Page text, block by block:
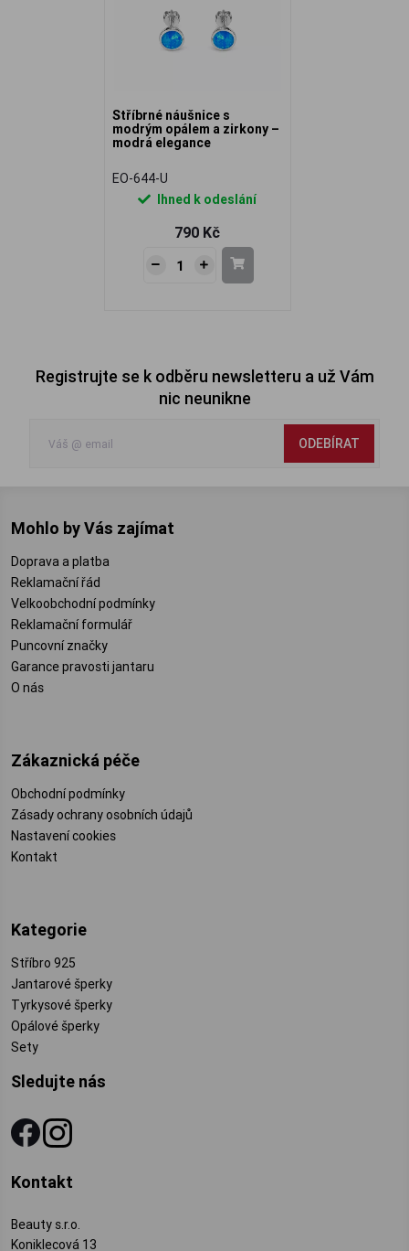
Stříbrné náušnice s
modrým opálem a zirkony –
modrá elegance
EO-644-U
Ihned k odeslání
790 Kč
Registrujte se k odběru newsletteru a už Vám
nic neunikne
ODEBÍRAT
Mohlo by Vás zajímat
Doprava a platba
Reklamační řád
Velkoobchodní podmínky
Reklamační formulář
Puncovní značky
Garance pravosti jantaru
O nás
Zákaznická péče
Obchodní podmínky
Zásady ochrany osobních údajů
Nastavení cookies
Kontakt
Kategorie
Stříbro 925
Jantarové šperky
Tyrkysové šperky
Opálové šperky
Sety
Sledujte nás
Kontakt
Beauty s.r.o.
Koniklecová 13